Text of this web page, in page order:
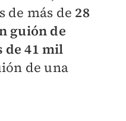
de más de 28
guión de
de 41 mil
de una